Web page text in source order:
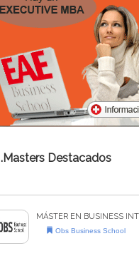
.Masters Destacados
MÁSTER EN BUSINESS
Obs Business School